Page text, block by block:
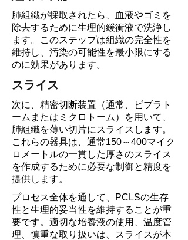
肺組織が採取されたら、血液やゴミを
除去するために生理的緩衝液で洗浄し
ます。このステップは組織の完全性を
維持し、汚染の可能性を最小限にする
のに効果があります。
スライス
次に、精密切断装置（通常、ビブラト
ームまたはミクロトーム）を用いて、
肺組織を薄い切片にスライスします。
これらの器具は、通常150～400マイク
ロメートルの一貫した厚さのスライス
を作成するために必要な制御と精度を
提供します。
プロセス全体を通して、PCLSの生存
性と生理的妥当性を維持することが重
要です。適切な培養液の使用、温度管
理、慎重な取り扱いは、スライスが本